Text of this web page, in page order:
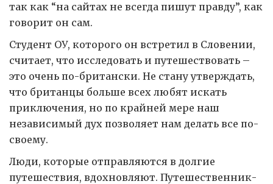
так как “на сайтах не всегда пишут правду”, как
говорит он сам.
Студент ОУ, которого он встретил в Словении,
считает, что исследовать и путешествовать –
это очень по-британски. Не стану утверждать,
что британцы больше всех любят искать
приключения, но по крайней мере наш
независимый дух позволяет нам делать все по-
своему.
Люди, которые отправляются в долгие
путешествия, вдохновляют. Путешественник-